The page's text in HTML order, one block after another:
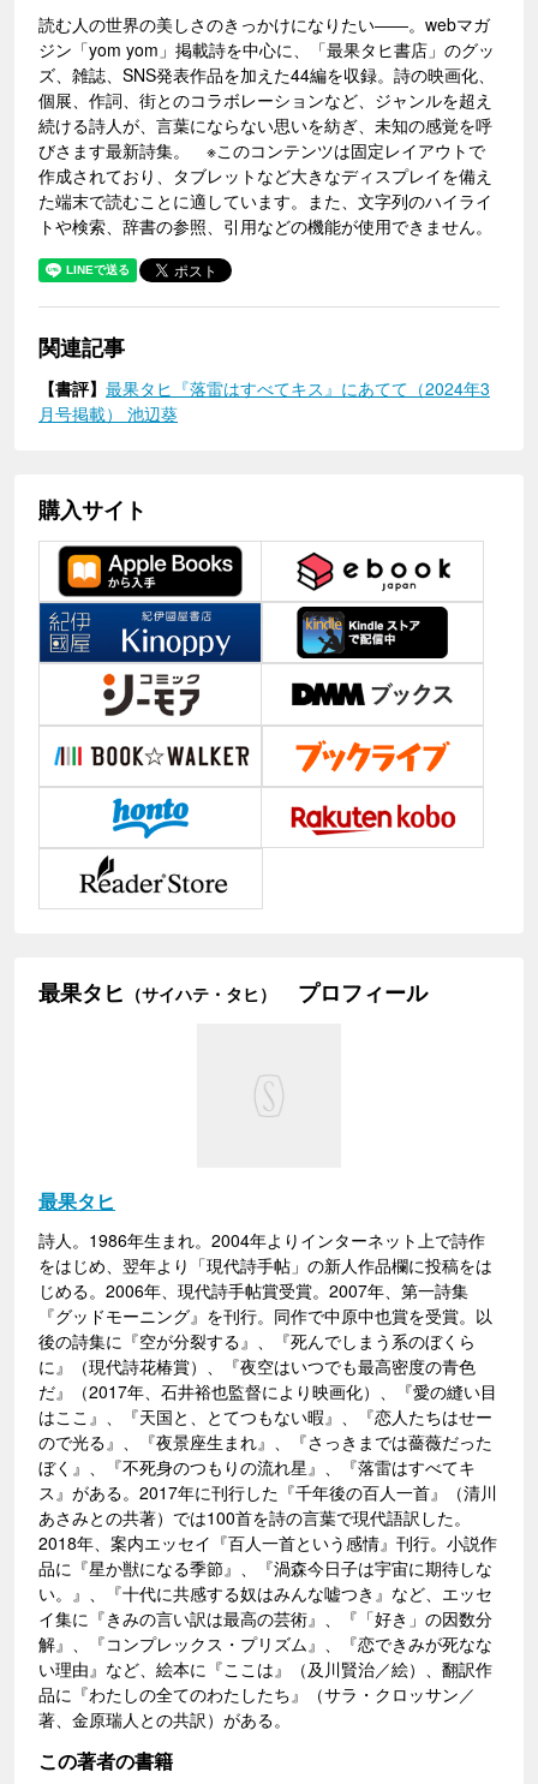
読む人の世界の美しさのきっかけになりたい――。webマガ
ジン「yom yom」掲載詩を中心に、「最果タヒ書店」のグッ
ズ、雑誌、SNS発表作品を加えた44編を収録。詩の映画化、
個展、作詞、街とのコラボレーションなど、ジャンルを超え
続ける詩人が、言葉にならない思いを紡ぎ、未知の感覚を呼
びさます最新詩集。 ※このコンテンツは固定レイアウトで
作成されており、タブレットなど大きなディスプレイを備え
た端末で読むことに適しています。また、文字列のハイライ
トや検索、辞書の参照、引用などの機能が使用できません。
関連記事
【書評】 最果タヒ『落雷はすべてキス』にあてて（2024年3
月号掲載） 池辺葵
購入サイト
最果タヒ （サイハテ・タヒ） プロフィール
最果タヒ
詩人。1986年生まれ。2004年よりインターネット上で詩作
をはじめ、翌年より「現代詩手帖」の新人作品欄に投稿をは
じめる。2006年、現代詩手帖賞受賞。2007年、第一詩集
『グッドモーニング』を刊行。同作で中原中也賞を受賞。以
後の詩集に『空が分裂する』、『死んでしまう系のぼくら
に』（現代詩花椿賞）、『夜空はいつでも最高密度の青色
だ』（2017年、石井裕也監督により映画化）、『愛の縫い目
はここ』、『天国と、とてつもない暇』、『恋人たちはせー
ので光る』、『夜景座生まれ』、『さっきまでは薔薇だった
ぼく』、『不死身のつもりの流れ星』、『落雷はすべてキ
ス』がある。2017年に刊行した『千年後の百人一首』（清川
あさみとの共著）では100首を詩の言葉で現代語訳した。
2018年、案内エッセイ『百人一首という感情』刊行。小説作
品に『星か獣になる季節』、『渦森今日子は宇宙に期待しな
い。』、『十代に共感する奴はみんな嘘つき』など、エッセ
イ集に『きみの言い訳は最高の芸術』、『「好き」の因数分
解』、『コンプレックス・プリズム』、『恋できみが死なな
い理由』など、絵本に『ここは』（及川賢治／絵）、翻訳作
品に『わたしの全てのわたしたち』（サラ・クロッサン／
著、金原瑞人との共訳）がある。
この著者の書籍